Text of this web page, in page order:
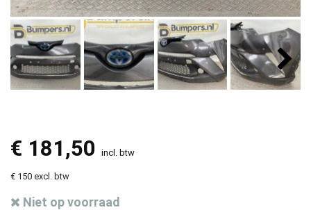
€ 181,50 incl. btw
€ 150 excl. btw
Niet op voorraad